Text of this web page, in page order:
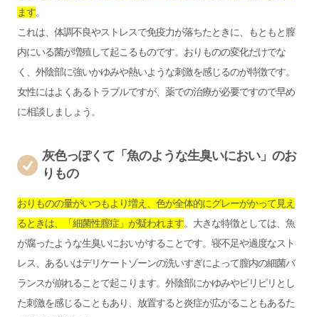
ます。
これは、体調不良やストレスで免疫力が落ちたときに、もともと膣
内にいる菌が増殖して起こるものです。おりものの変化だけでな
く、外陰部に強いかゆみや熱いような刺激を感じるのが特徴です。
女性にはよくあるトラブルですが、薬での治療が必要ですので早め
に相談しましょう。
灰色っぽくて「魚のような生臭いにおい」のお
りもの
おりものの量がいつもより増え、色が全体的にグレーがかって見え
るときは、「細菌性膣症」が疑われます。大きな特徴としては、魚
が腐ったような生臭いにおいがすることです。寝不足や過度なスト
レス、あるいはデリケートゾーンの洗いすぎによって膣内の細菌バ
ランスが崩れることで起こります。外陰部にかゆみやピリピリとし
た刺激を感じることもあり、放置すると炎症が広がることもあるた